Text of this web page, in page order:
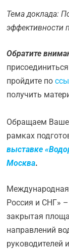
Тема доклада:
эффективности
Обратите
пройдите по
получить
Обращаем Ваше
рамках
выставке
Москва.
Россия и СНГ»
закрытая
направлений
руководителей